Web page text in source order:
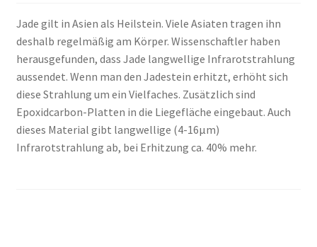
Jade gilt in Asien als Heilstein. Viele Asiaten tragen ihn
deshalb regelmäßig am Körper. Wissenschaftler haben
herausgefunden, dass Jade langwellige Infrarotstrahlung
aussendet. Wenn man den Jadestein erhitzt, erhöht sich
diese Strahlung um ein Vielfaches. Zusätzlich sind
Epoxidcarbon-Platten in die Liegefläche eingebaut. Auch
dieses Material gibt langwellige (4-16µm)
Infrarotstrahlung ab, bei Erhitzung ca. 40% mehr.